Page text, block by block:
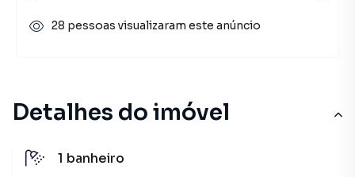
Detalhes do imóvel
1 banheiro
28 pessoas visualizaram este anúncio